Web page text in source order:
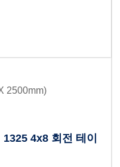
2500mm)
4x8 회전 테이